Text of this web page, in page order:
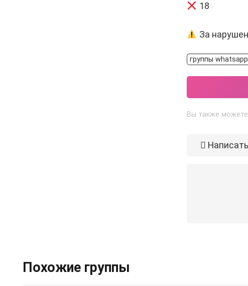
18
За
группы
Вы также можете
Похожие группы